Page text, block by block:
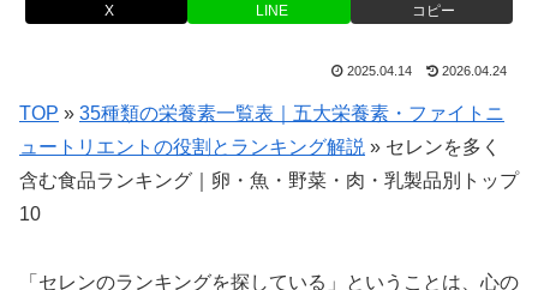
X LINE コピー
2025.04.14 2026.04.24
TOP » 35種類の栄養素一覧表｜五大栄養素・ファイトニ
ュートリエントの役割とランキング解説 » セレンを多く
含む食品ランキング｜卵・魚・野菜・肉・乳製品別トップ
10
「セレンのランキングを探している」ということは、心の